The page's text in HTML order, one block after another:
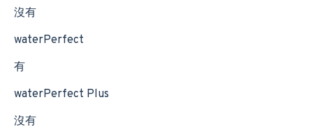
沒有
waterPerfect
有
waterPerfect Plus
沒有